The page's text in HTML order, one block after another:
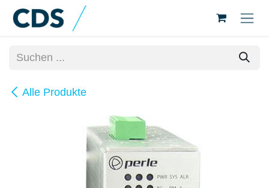
Zum Inhalt springen
Alle Produkte